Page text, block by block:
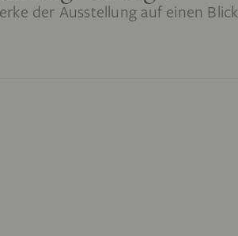
der Ausstellung auf einen Blick